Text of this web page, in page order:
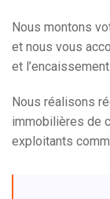
Nous montons
et nous vous
et
Nous réalisons
immobilières de
exploitants